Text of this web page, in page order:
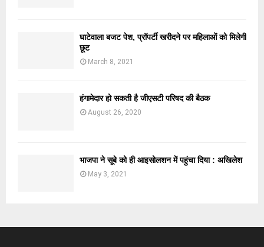
घाटेवाला बजट पेश, प्रॉपर्टी खरीदने पर महिलाओं को मिलेगी
छूट
March 8, 2021
हंगामेदार हो सकती है जीएसटी परिषद की बैठक
August 26, 2020
भाजपा ने सूबे को ही आइसोलशन में पहुंचा दिया : अखिलेश
May 3, 2021